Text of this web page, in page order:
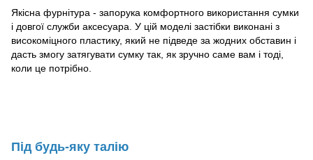
Якісна фурнітура - запорука комфортного використання сумки
і довгої служби аксесуара. У цій моделі застібки виконані з
високоміцного пластику, який не підведе за жодних обставин і
дасть змогу затягувати сумку так, як зручно саме вам і тоді,
коли це потрібно.
Під будь-яку талію